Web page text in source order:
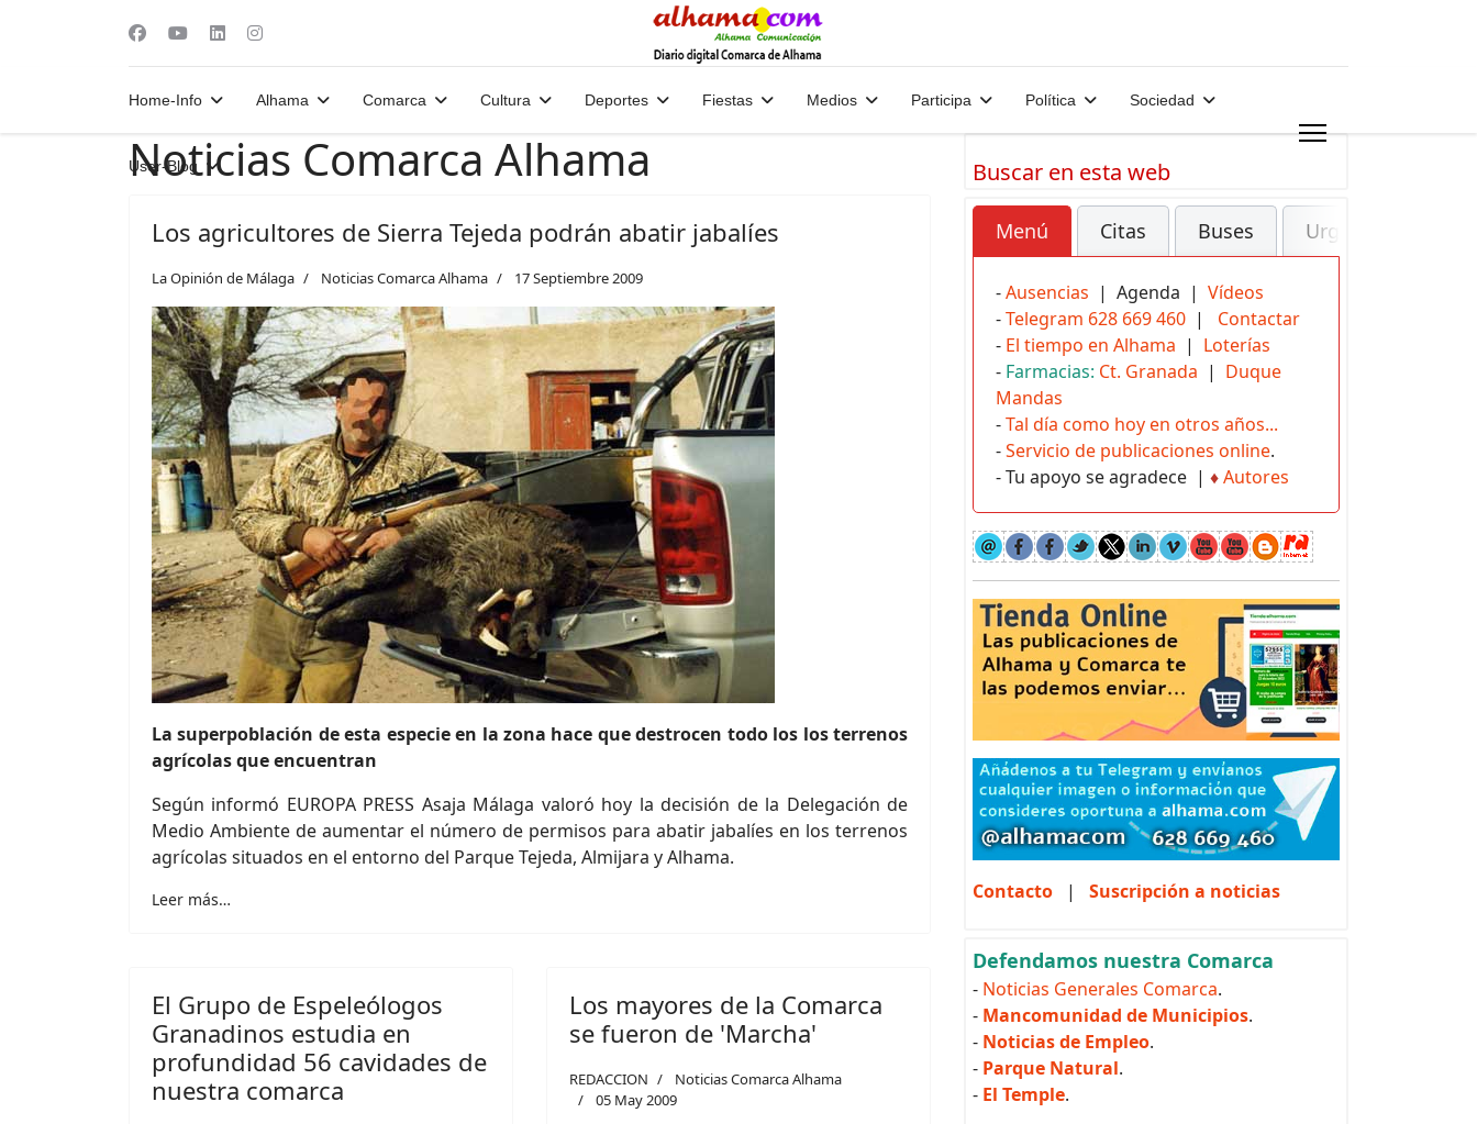
Home-Info Alhama Comarca Cultura Deportes Fiestas Medios Participa Política Sociedad
User-Blog
Noticias Comarca Alhama
Los agricultores de Sierra Tejeda podrán abatir jabalíes
La Opinión de Málaga Noticias Comarca Alhama 17 Septiembre 2009
La superpoblación de esta especie en la zona hace que destrocen todo los los terrenos
agrícolas que encuentran
Según informó EUROPA PRESS Asaja Málaga valoró hoy la decisión de la Delegación de
Medio Ambiente de aumentar el número de permisos para abatir jabalíes en los terrenos
agrícolas situados en el entorno del Parque Tejeda, Almijara y Alhama.
Leer más…
El Grupo de Espeleólogos
Granadinos estudia en
profundidad 56 cavidades de
nuestra comarca
Los mayores de la Comarca
se fueron de 'Marcha'
REDACCION
Noticias Comarca Alhama
05 May 2009
Buscar en esta web
Menú Citas Buses Urgencias
-Ausencias | Agenda | Vídeos
-Telegram 628 669 460 | Contactar
- El tiempo en Alhama | Loterías
- Farmacias: Ct. Granada | Duque
Mandas
-Tal día como hoy en otros años...
-Servicio de publicaciones online.
- Tu apoyo se agradece | ♦Autores
Contacto | Suscripción a noticias
Defendamos nuestra Comarca
- Noticias Generales Comarca.
- Mancomunidad de Municipios.
- Noticias de Empleo.
- Parque Natural.
- El Temple.